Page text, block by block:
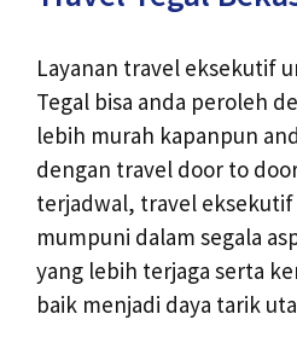
Layanan travel eksekutif
Tegal bisa anda peroleh
lebih murah kapanpun
dengan travel door to
terjadwal, travel
mumpuni dalam segala
yang lebih terjaga serta
baik menjadi daya tarik